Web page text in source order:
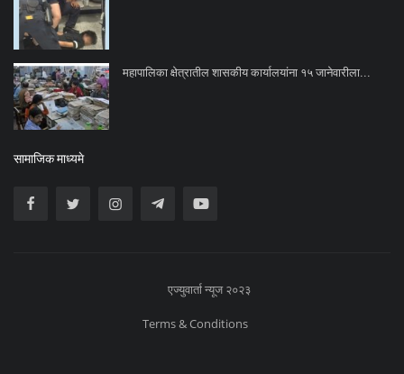
महापालिका क्षेत्रातील शासकीय कार्यालयांना १५ जानेवारीला...
सामाजिक माध्यमे
एज्युवार्ता न्यूज २०२३
Terms & Conditions